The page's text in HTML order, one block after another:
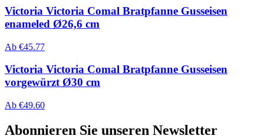
Victoria Victoria Comal Bratpfanne Gusseisen
enameled Ø26,6 cm
Ab €45.77
Victoria Victoria Comal Bratpfanne Gusseisen
vorgewürzt Ø30 cm
Ab €49.60
Abonnieren Sie unseren Newsletter